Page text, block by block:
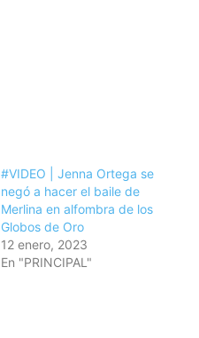
#VIDEO | Jenna Ortega se
negó a hacer el baile de
Merlina en alfombra de los
Globos de Oro
12 enero, 2023
En "PRINCIPAL"